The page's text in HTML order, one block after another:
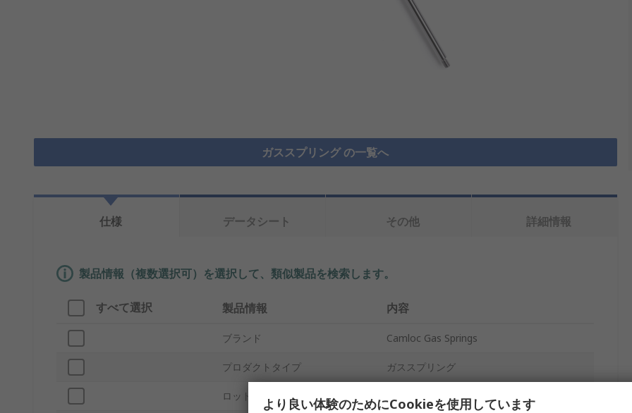
ガススプリング の一覧へ
仕様 データシート その他 詳細情報
製品情報（複数選択可）を選択して、類似製品を検索します。
すべて選択 製品情報 内容
ブランド Camloc Gas Springs
プロダクトタイプ ガススプリング
ロッド接続ねじ M6 x 1
より良い体験のためにCookieを使用しています